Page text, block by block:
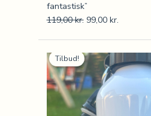
fantastisk”
119,00kr. 99,00 kr.
Tilbud!
oprindelige
pris
var:
119,00 kr..
aktuelle
pris
99,00 kr..